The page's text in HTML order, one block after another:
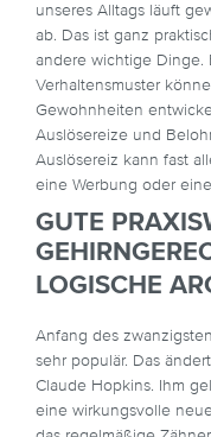
unseres Alltags läuft
ab. Das ist ganz
andere wichtige Dinge.
Verhaltensmuster
Gewohnheiten
Auslösereize und
Auslösereiz kann fast
eine Werbung oder eine
GUTE
LOGISCHE
Anfang des
sehr populär. Das
Claude Hopkins. Ihm
eine wirkungsvolle